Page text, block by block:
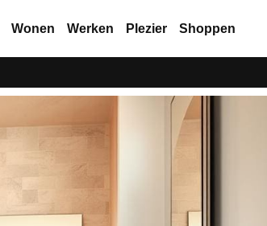
Wonen Werken Plezier Shoppen